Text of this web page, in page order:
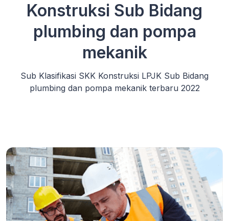
Konstruksi Sub Bidang
plumbing dan pompa
mekanik
Sub Klasifikasi SKK Konstruksi LPJK Sub Bidang
plumbing dan pompa mekanik terbaru 2022